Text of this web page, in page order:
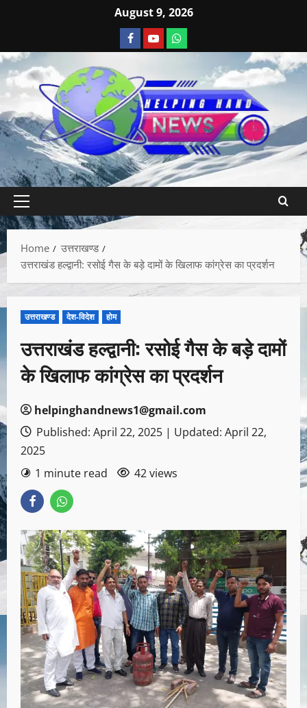
August 9, 2026
Home
उत्तराखण्ड
उत्तराखंड हल्द्वानी: रसोई गैस के बड़े दामों के खिलाफ कांग्रेस का प्रदर्शन
उत्तराखण्ड देश-विदेश होम
उत्तराखंड हल्द्वानी: रसोई गैस के बड़े दामों
के खिलाफ कांग्रेस का प्रदर्शन
helpinghandnews1@gmail.com
Published: April 22, 2025 | Updated: April 22,
2025
1 minute read
42 views